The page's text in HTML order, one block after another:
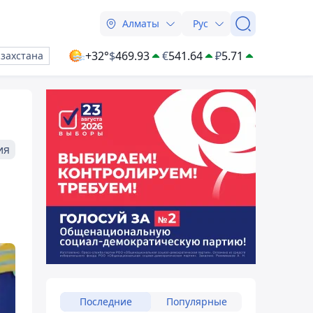
Алматы Рус
+32°$469.93 €541.64 ₽5.71
Последние Популярные